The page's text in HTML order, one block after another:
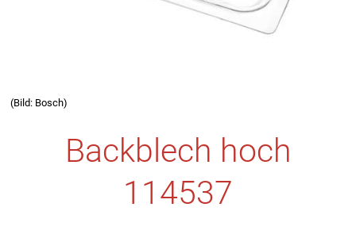
(Bild: Bosch)
Backblech hoch
114537